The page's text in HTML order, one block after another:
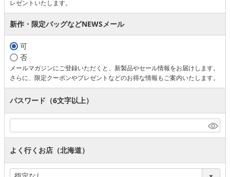
レゼントいたします。
新作・限定バッグなどNEWSメール
可
否
メールマガジンにご登録いただくと、新製品やセール情報をお届けします。
さらに、限定クーポンやプレゼントなどのお得な情報もご案内いたします。
パスワード（6文字以上）
よく行くお店（北海道）